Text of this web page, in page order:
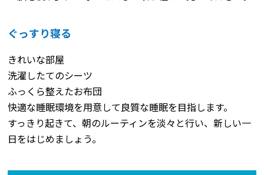
ぐっすり寝る
きれいな部屋
洗濯したてのシーツ
ふっくら整えたお布団
快適な睡眠環境を用意して良質な睡眠を目指します。
すっきり起きて、朝のルーティンを淡々と行い、新しい一
日をはじめましょう。